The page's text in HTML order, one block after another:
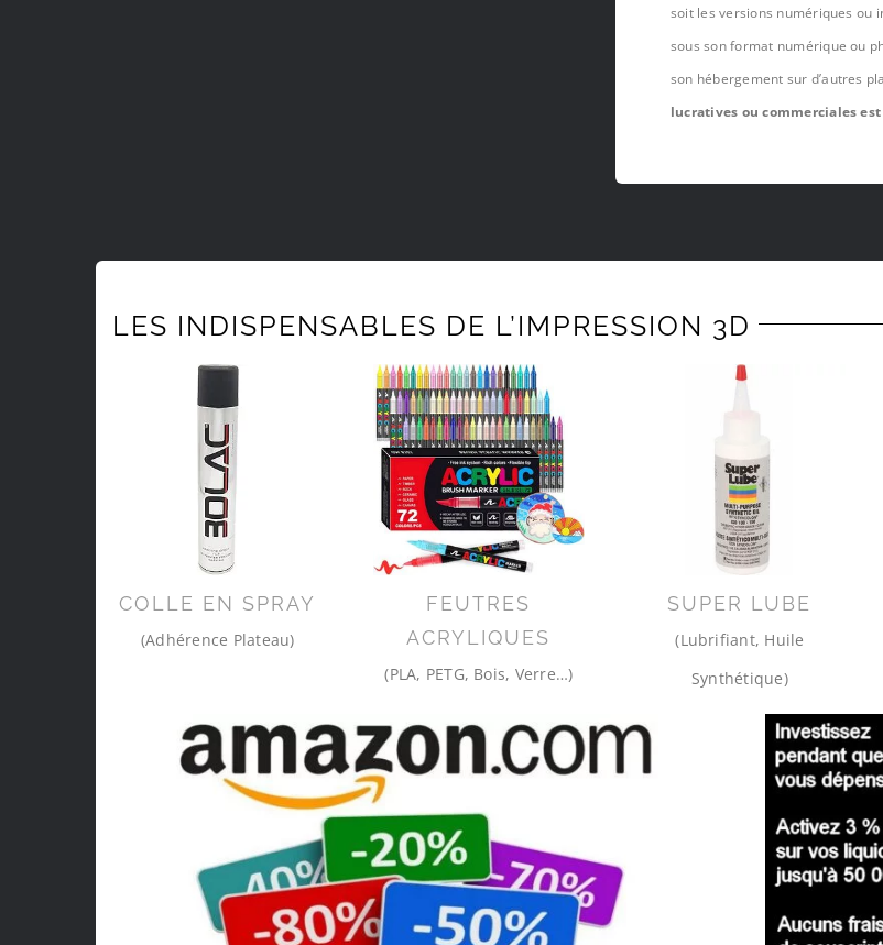
soit les versions numériques ou
sous son format numérique ou
son hébergement sur d’autres
lucratives ou commerciales
LES INDISPENSABLES DE L’IMPRESSION 3D
COLLE EN SPRAY
(Adhérence Plateau)
FEUTRES
ACRYLIQUES
(PLA, PETG, Bois, Verre…)
SUPER LUBE
(Lubrifiant, Huile
Synthétique)